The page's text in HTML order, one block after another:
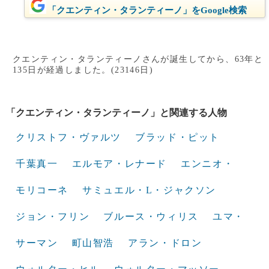
「クエンティン・タランティーノ」をGoogle検索
クエンティン・タランティーノさんが誕生してから、63年と
135日が経過しました。(23146日)
「クエンティン・タランティーノ」と関連する人物
クリストフ・ヴァルツ ブラッド・ピット
千葉真一 エルモア・レナード エンニオ・
モリコーネ サミュエル・L・ジャクソン
ジョン・フリン ブルース・ウィリス ユマ・
サーマン 町山智浩 アラン・ドロン